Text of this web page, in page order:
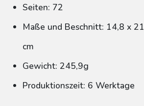
Seiten: 72
Maße und Beschnitt: 14,8 x 21
cm
Gewicht: 245,9g
Produktionszeit: 6 Werktage